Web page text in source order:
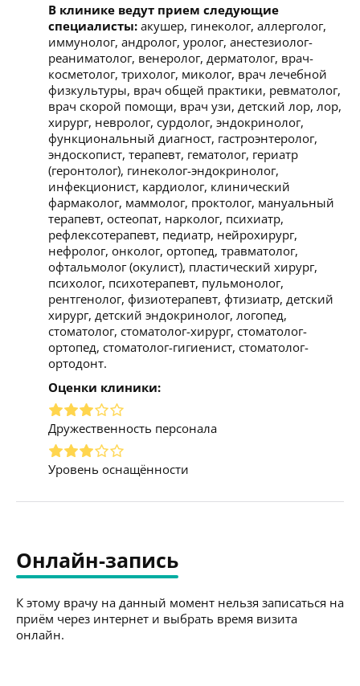
В клинике ведут прием следующие
специалисты: акушер, гинеколог, аллерголог,
иммунолог, андролог, уролог, анестезиолог-
реаниматолог, венеролог, дерматолог, врач-
косметолог, трихолог, миколог, врач лечебной
физкультуры, врач общей практики, ревматолог,
врач скорой помощи, врач узи, детский лор, лор,
хирург, невролог, сурдолог, эндокринолог,
функциональный диагност, гастроэнтеролог,
эндоскопист, терапевт, гематолог, гериатр
(геронтолог), гинеколог-эндокринолог,
инфекционист, кардиолог, клинический
фармаколог, маммолог, проктолог, мануальный
терапевт, остеопат, нарколог, психиатр,
рефлексотерапевт, педиатр, нейрохирург,
нефролог, онколог, ортопед, травматолог,
офтальмолог (окулист), пластический хирург,
психолог, психотерапевт, пульмонолог,
рентгенолог, физиотерапевт, фтизиатр, детский
хирург, детский эндокринолог, логопед,
стоматолог, стоматолог-хирург, стоматолог-
ортопед, стоматолог-гигиенист, стоматолог-
ортодонт.
Оценки клиники:
Дружественность персонала
Уровень оснащённости
Онлайн-запись
К этому врачу на данный момент нельзя записаться на
приём через интернет и выбрать время визита
онлайн.